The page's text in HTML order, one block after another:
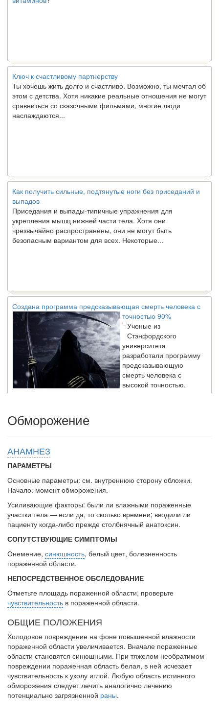
Ты хочешь жить долго и счастливо. Возможно, ты мечтал об
этом с детства. Хотя никакие реальные отношения не могут
сравниться со сказочными фильмами, многие люди
наслаждаются...
выпадов
Приседания и выпады-типичные упражнения для
укрепления мышц нижней части тела. Хотя они
чрезвычайно распространены, они не могут быть
безопасным вариантом для всех. Некоторые...
точностью 90%
Ученые из
Стэнфордского
университета
разработали программу
предсказывающую
смерть человека с
высокой точностью.
Зарплата врачей в 2018 году превысит средний доход
работников в
заявила об этом на
встрече с журналистами ведущих...
Местная анестезия развивает кардиотоксичность
надзору в сфере
тревожную статистику. Она
острой кардиотоксичности и
роста сопутствующих
Закон о праве родителей находиться с детьми в
реанимации внесен в Госдуму
Соответствующий
законопроект внесен в
Обморожение
АНАМНЕЗ
ПАРАМЕТРЫ
Основные параметры: см. внутреннюю сторону обложки.
Начало: момент обморожения.
Усиливающие факторы: были ли влажными пораженные
участки тела — если да, то сколько времени; вводили ли
пациенту когда-либо прежде столбнячный анатоксин.
СОПУТСТВУЮЩИЕ СИМПТОМЫ
Онемение, синюшность, белый цвет, болезненность
пораженной об­ласти.
НЕПОСРЕДСТВЕННОЕ ОБСЛЕДОВАНИЕ
Отметьте площадь пораженной области; проверьте
чувствительность в пораженной области.
ОБЩИЕ ПОЛОЖЕНИЯ
Холодовое повреждение на фоне повышенной влажности
поражен­ной области увеличивается. Вначале пораженные
области становятся си­нюшными. При тяжелом необратимом
повреждении пораженная область белая, в ней исчезает
чувствительность к уколу иглой. Любую область ис­тинного
обморожения следует лечить аналогично лечению
потенциально загрязненной раны.